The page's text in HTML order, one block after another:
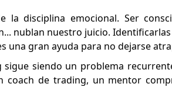
disciplina emocional. Ser
nublan nuestro juicio.
una gran ayuda para no dejarse
siendo un problema
coach de trading, un mentor